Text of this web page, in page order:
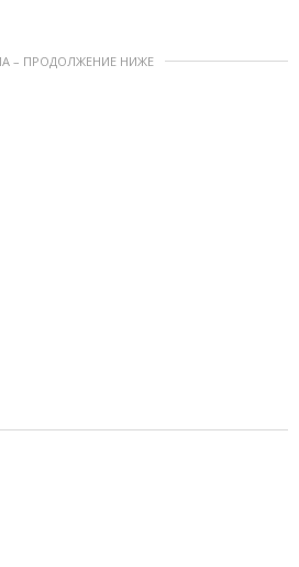
– ПРОДОЛЖЕНИЕ НИЖЕ